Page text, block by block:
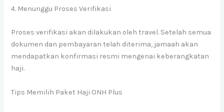
4. Menunggu Proses Verifikasi
Proses verifikasi akan dilakukan oleh travel. Setelah semua
dokumen dan pembayaran telah diterima, jamaah akan
mendapatkan konfirmasi resmi mengenai keberangkatan
haji.
Tips Memilih Paket Haji ONH Plus